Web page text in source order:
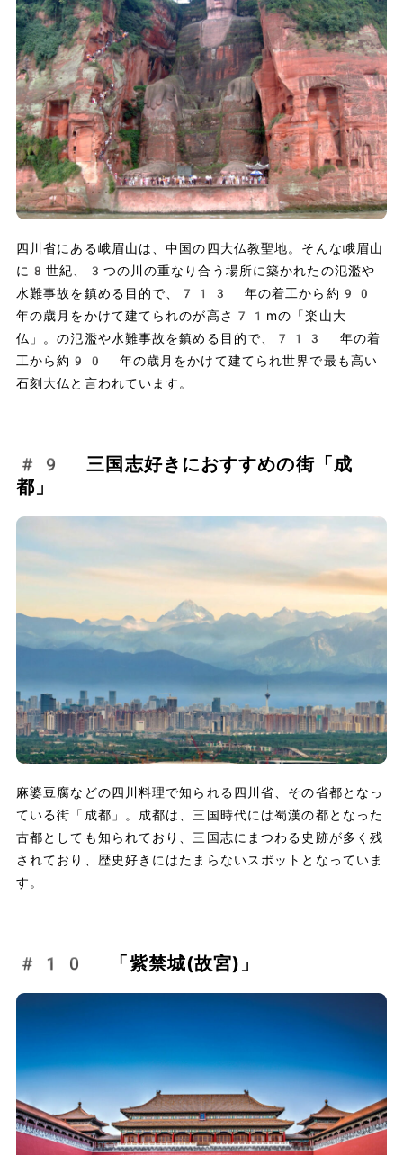
四川省にある峨眉山は、中国の四大仏教聖地。そんな峨眉山
に8世紀、3つの川の重なり合う場所に築かれたの氾濫や
水難事故を鎮める目的で、713 年の着工から約90
年の歳月をかけて建てられのが高さ71mの「楽山大
仏」。の氾濫や水難事故を鎮める目的で、713 年の着
工から約90 年の歳月をかけて建てられ世界で最も高い
石刻大仏と言われています。
#9 三国志好きにおすすめの街「成
都」
麻婆豆腐などの四川料理で知られる四川省、その省都となっ
ている街「成都」。成都は、三国時代には蜀漢の都となった
古都としても知られており、三国志にまつわる史跡が多く残
されており、歴史好きにはたまらないスポットとなっていま
す。
#10 「紫禁城(故宮)」